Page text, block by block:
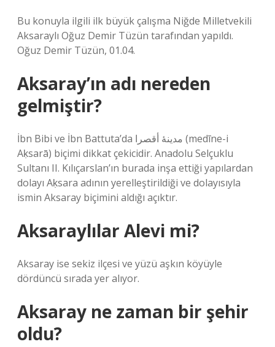
Bu konuyla ilgili ilk büyük çalışma Niğde Milletvekili
Aksaraylı Oğuz Demir Tüzün tarafından yapıldı.
Oğuz Demir Tüzün, 01.04.
Aksaray’ın adı nereden
gelmiştir?
İbn Bibi ve İbn Battuta’da مدينۀ أقصرا (medīne-i
Aḳsarā) biçimi dikkat çekicidir. Anadolu Selçuklu
Sultanı II. Kılıçarslan’ın burada inşa ettiği yapılardan
dolayı Aḳsara adının yerelleştirildiği ve dolayısıyla
ismin Aksaray biçimini aldığı açıktır.
Aksaraylılar Alevi mi?
Aksaray ise sekiz ilçesi ve yüzü aşkın köyüyle
dördüncü sırada yer alıyor.
Aksaray ne zaman bir şehir
oldu?